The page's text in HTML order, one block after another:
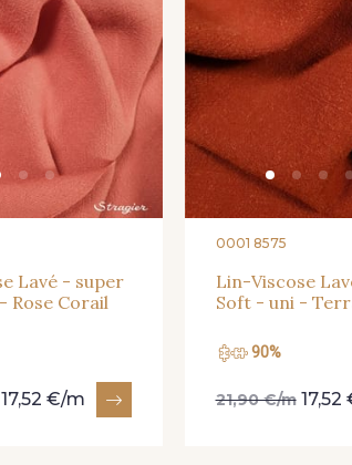
Lavé - super
Rose Corail
17,52 €/m
0001 8575
Lin-Viscose
Soft - uni -
90%
21,90 €/m 17,52